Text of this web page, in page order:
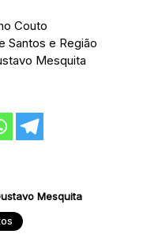
Couto
Santos e Região
Mesquita
Mesquita